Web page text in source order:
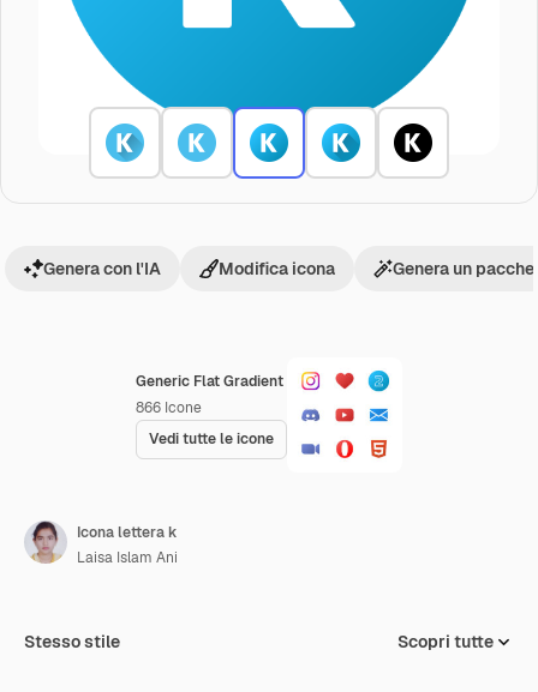
Generic Flat Gradient
866 Icone
Vedi tutte le icone
Genera con l'IA Modifica icona Genera un
Icona lettera k
Laisa Islam Ani
Stesso stile Scopri tutte